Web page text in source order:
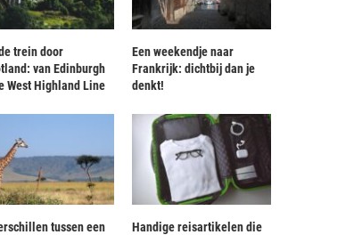
trein door
van Edinburgh
West Highland Line
Een weekendje naar
Frankrijk: dichtbij dan je
denkt!
tussen een
Handige reisartikelen die